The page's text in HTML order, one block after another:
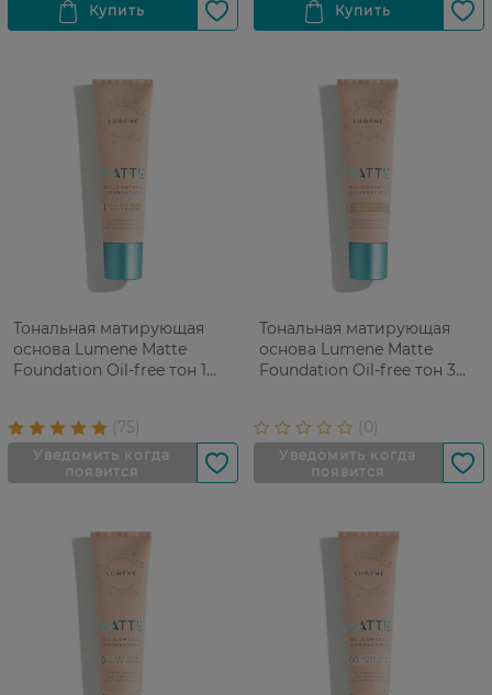
Тональная матирующая
основа Lumene Matte
Foundation Oil-free тон 1
Тональная матирующая
основа Lumene Matte
Foundation Oil-free тон 3